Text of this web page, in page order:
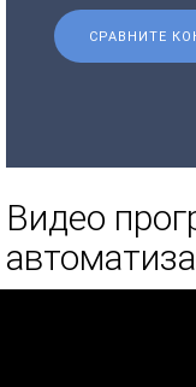
СРАВНИТЕ
Видео